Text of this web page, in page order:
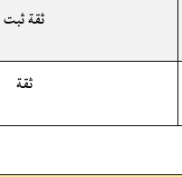
ثقة ثبت
ثقة